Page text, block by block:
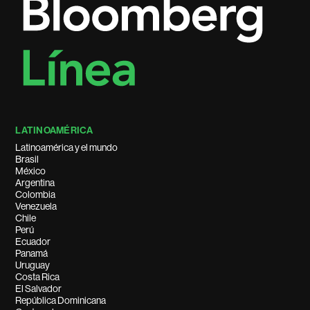
LATINOAMÉRICA
Latinoamérica y el mundo
Brasil
México
Argentina
Colombia
Venezuela
Chile
Perú
Ecuador
Panamá
Uruguay
Costa Rica
El Salvador
República Dominicana